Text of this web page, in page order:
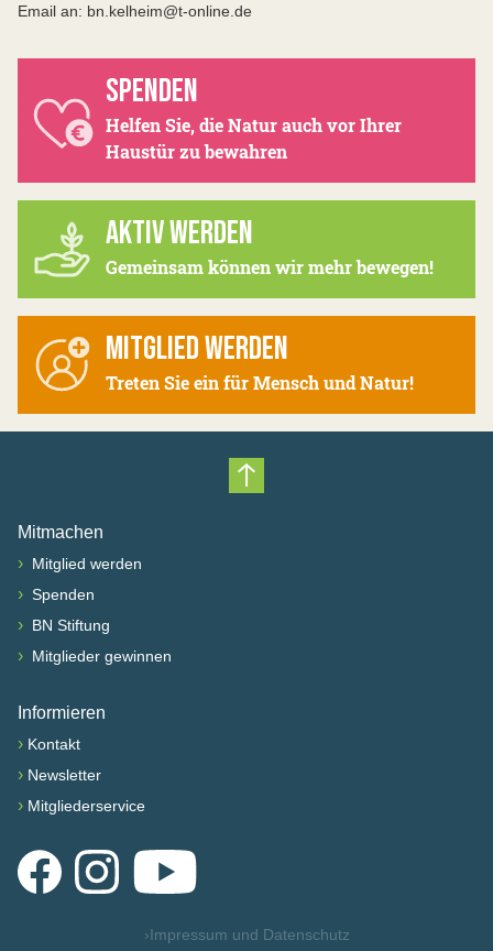
Email an: bn.kelheim@t-online.de
SPENDEN
Helfen Sie, die Natur auch vor Ihrer
Haustür zu bewahren
AKTIV WERDEN
Gemeinsam können wir mehr bewegen!
MITGLIED WERDEN
Treten Sie ein für Mensch und Natur!
Nach oben scrollen
Mitmachen
› Mitglied werden
› Spenden
› BN Stiftung
› Mitglieder gewinnen
Informieren
› Kontakt
› Newsletter
› Mitgliederservice
FacebookInstagramYouTube
›Impressum und Datenschutz